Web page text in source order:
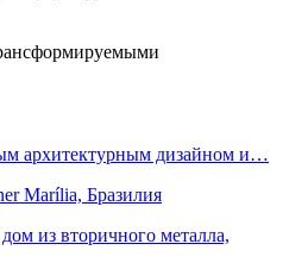
архитектурным дизайном и…
Marília, Бразилия
из вторичного металла,